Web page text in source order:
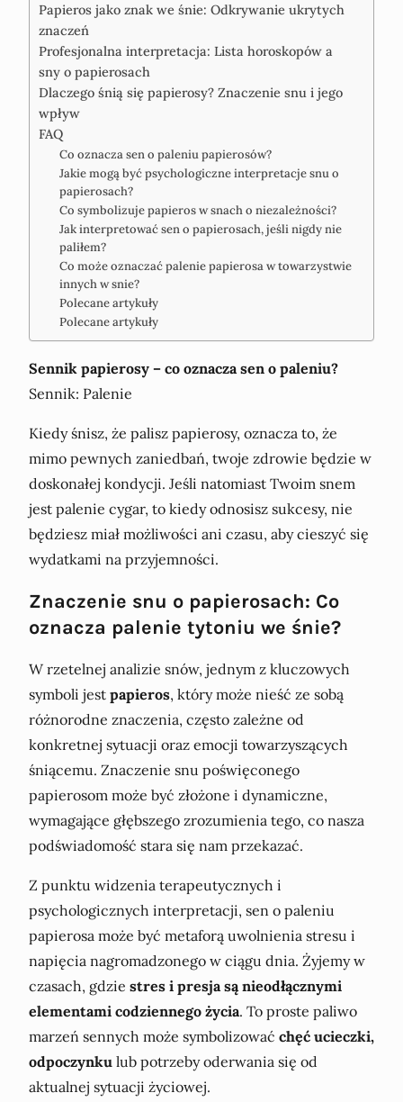
Papieros jako znak we śnie: Odkrywanie ukrytych
znaczeń
Profesjonalna interpretacja: Lista horoskopów a
sny o papierosach
Dlaczego śnią się papierosy? Znaczenie snu i jego
wpływ
FAQ
Co oznacza sen o paleniu papierosów?
Jakie mogą być psychologiczne interpretacje snu o
papierosach?
Co symbolizuje papieros w snach o niezależności?
Jak interpretować sen o papierosach, jeśli nigdy nie
paliłem?
Co może oznaczać palenie papierosa w towarzystwie
innych w snie?
Polecane artykuły
Polecane artykuły
Sennik papierosy – co oznacza sen o paleniu?
Sennik: Palenie
Kiedy śnisz, że palisz papierosy, oznacza to, że
mimo pewnych zaniedbań, twoje zdrowie będzie w
doskonałej kondycji. Jeśli natomiast Twoim snem
jest palenie cygar, to kiedy odnosisz sukcesy, nie
będziesz miał możliwości ani czasu, aby cieszyć się
wydatkami na przyjemności.
Znaczenie snu o papierosach: Co
oznacza palenie tytoniu we śnie?
W rzetelnej analizie snów, jednym z kluczowych
symboli jest papieros, który może nieść ze sobą
różnorodne znaczenia, często zależne od
konkretnej sytuacji oraz emocji towarzyszących
śniącemu. Znaczenie snu poświęconego
papierosom może być złożone i dynamiczne,
wymagające głębszego zrozumienia tego, co nasza
podświadomość stara się nam przekazać.
Z punktu widzenia terapeutycznych i
psychologicznych interpretacji, sen o paleniu
papierosa może być metaforą uwolnienia stresu i
napięcia nagromadzonego w ciągu dnia. Żyjemy w
czasach, gdzie stres i presja są nieodłącznymi
elementami codziennego życia. To proste paliwo
marzeń sennych może symbolizować chęć ucieczki,
odpoczynku lub potrzeby oderwania się od
aktualnej sytuacji życiowej.